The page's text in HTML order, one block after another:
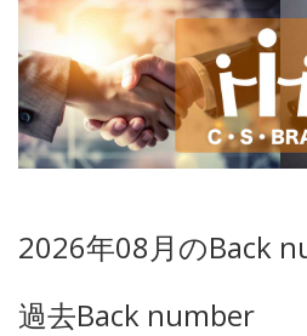
2026年08月のBack
過去Back number